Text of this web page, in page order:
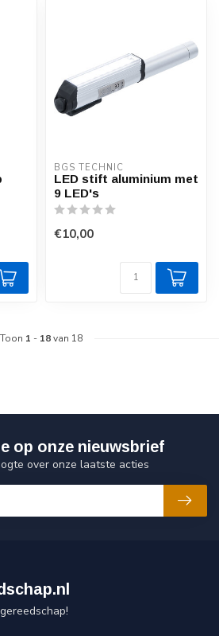
BGS TECHNIC
LED stift aluminium met
9 LED's
€10,00
Toon 1 - 18van 18
op onze nieuwsbrief
over onze laatste acties